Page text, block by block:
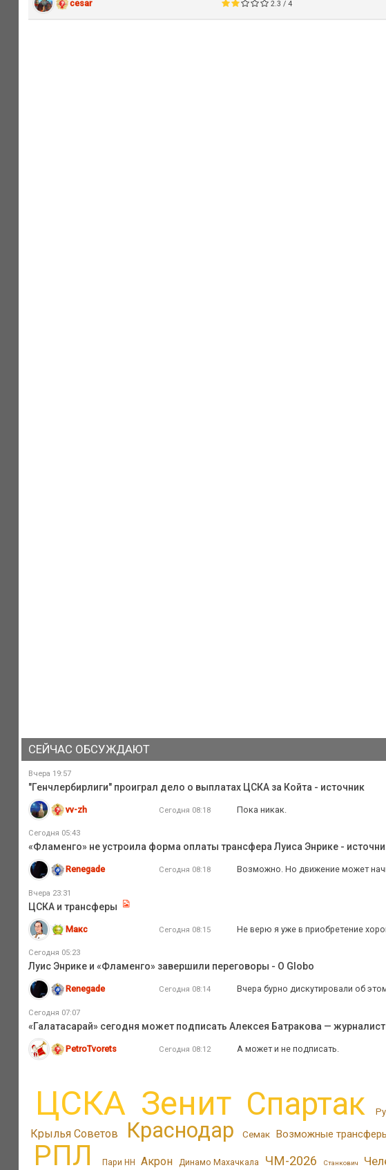
cesar 2.3 / 4
СЕЙЧАС ОБСУЖДАЮТ
Вчера 19:57
"Генчлербирлиги" проиграл дело о выплатах ЦСКА за Койта - источник
vv-zh Сегодня 08:18 Пока никак.
Сегодня 05:43
«Фламенго» не устроила форма оплаты трансфера Луиса Энрике -
Renegade Сегодня 08:18 Возможно. Но движение может
Вчера 23:31
ЦСКА и трансферы
Макс Сегодня 08:15 Не верю я уже в приобретение
Сегодня 05:23
Луис Энрике и «Фламенго» завершили переговоры - O Globo
Renegade Сегодня 08:14 Вчера бурно дискутировали об
Сегодня 07:07
«Галатасарай» сегодня может подписать Алексея Батракова — журналист
PetroTvorets Сегодня 08:12 А может и не подписать.
ЦСКА Зенит Спартак
Крылья Советов Краснодар Семак Возможные
РПЛ Пари НН Акрон Динамо Махачкала ЧМ-2026 Станкович